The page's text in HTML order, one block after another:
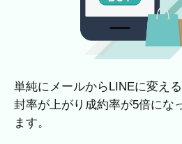
単純にメールからLINEに変え
封率が上がり成約率が5倍にな
ます。